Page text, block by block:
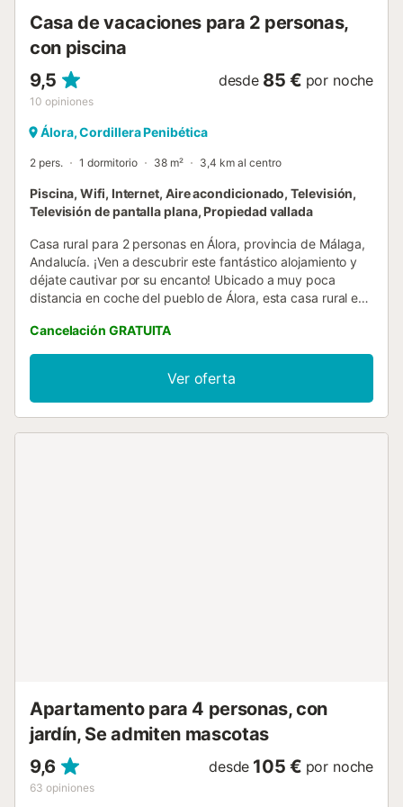
y horno de leña en el exterior. En la zona exterior dispone
de barbacoa, horno de leña, dos neveras más de bebidas,
piscina de agua sala...
Casa de vacaciones para 2 personas,
con piscina
9,5
10 opiniones
desde 85 € por noche
Álora, Cordillera Penibética
2 pers. 1 dormitorio 38 m² 3,4 km al centro
Piscina, Wifi, Internet, Aire acondicionado, Televisión,
Televisión de pantalla plana, Propiedad vallada
Casa rural para 2 personas en Álora, provincia de Málaga,
Andalucía. ¡Ven a descubrir este fantástico alojamiento y
déjate cautivar por su encanto! Ubicado a muy poca
distancia en coche del pueblo de Álora, esta casa rural es
planta, cuenta con un dormitorio con una cama de
matrimonio y una cama individual. El dormitorio está
equipado con aire acondicionado para las noches más
calurosas y suficiente espacio para guardar todas tus
pertenencias. Además, posee un baño completo con
Cancelación GRATUITA
Ver oferta
Apartamento para 4 personas, con
jardín, Se admiten mascotas
9,6
63 opiniones
desde 105 € por noche